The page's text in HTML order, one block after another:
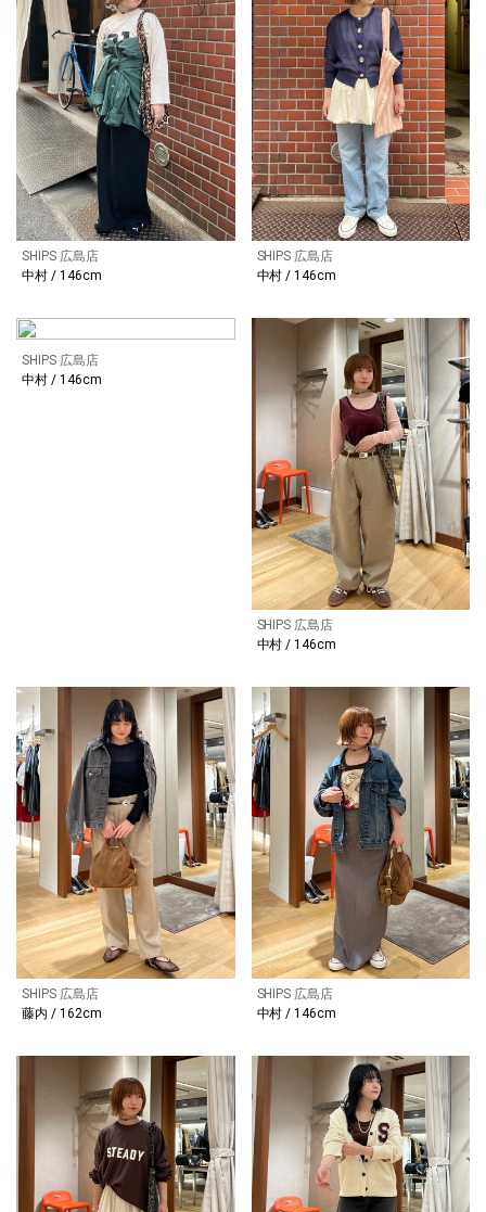
SHIPS 広島店
中村 / 146cm
SHIPS 広島店
中村 / 146cm
SHIPS 広島店
中村 / 146cm
SHIPS 広島店
中村 / 146cm
SHIPS 広島店
藤内 / 162cm
SHIPS 広島店
中村 / 146cm